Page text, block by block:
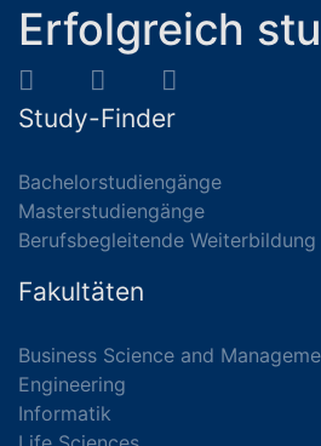
Erfolgreich
Study-Finder
Bachelorstudiengänge
Masterstudiengänge
Berufsbegleitende Weiterbildung
Fakultäten
Business Science and
Engineering
Informatik